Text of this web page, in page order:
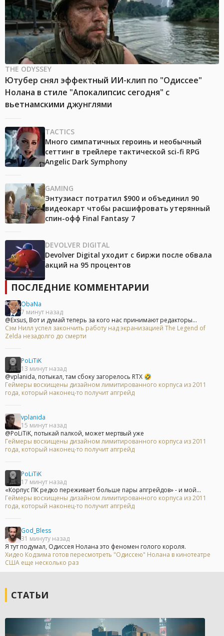
THE ODYSSEY
Ютубер снял эффектный ИИ-клип по "Одиссее"
Нолана в стиле "Апокалипсис сегодня" с
вьетнамскими джунглями
TACTICS
Много симпатичных героинь и необычный
сеттинг в трейлере тактической sci-fi RPG
Angelic Dark Symphony
GAMING
Энтузиаст потратил $900 и объединил 90
видеокарт чтобы расшифровать утерянный
спин-офф Final Fantasy 7
DEVOLVER DIGITAL
Devolver Digital уходит с биржи после обвала
акций на 95 процентов
ПОСЛЕДНИЕ КОММЕНТАРИИ
ObaNa
7 минут назад
@Exsus, Вот и думай теперь за кого нас принимают редакторы...
Сэм Нилл успел закончить работу над экранизацией The Legend of
Zelda незадолго до смерти
PoLiTiK
13 минут назад
@vplanida, потыкал, там сбоку загорелось RTX 🤣
Геймеры восхищены дизайном лимитированного корпуса из 2011
года, который наконец-то получит апгрейд
vplanida
15 минут назад
@PoLiTiK, потыкай палкой, может мертвый уже
Геймеры восхищены дизайном лимитированного корпуса из 2011
года, который наконец-то получит апгрейд
PoLiTiK
17 минут назад
«Корпус ПК редко переживает больше пары апгрейдов» - и мой...
Геймеры восхищены дизайном лимитированного корпуса из 2011
года, который наконец-то получит апгрейд
God_Bless
31 минуту назад
Я тут подумал, Одиссея Нолана это феномен голого короля.
Хидео Кодзима готов пересмотреть "Одиссею" Нолана в кинотеатре
США еще несколько раз
СТАТЬИ